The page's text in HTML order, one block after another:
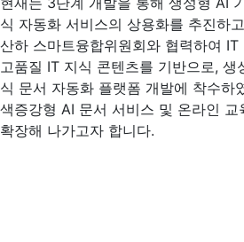
식 자동화 서비스의 상용화를 추진하
산하 스마트융합위원회와 협력하여
고품질 IT 지식 콘텐츠를 기반으로, 생
식 문서 자동화 플랫폼 개발에 착수하
색증강형 AI 문서 서비스 및 온라인
확장해 나가고자 합니다.